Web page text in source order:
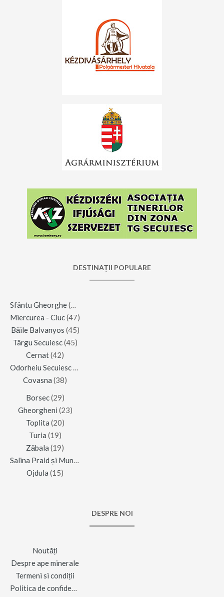
DESTINAȚII POPULARE
Sfântu Gheorghe(123)
Miercurea - Ciuc(47)
Băile Balvanyos (45)
Târgu Secuiesc(45)
Cernat(42)
Odorheiu Secuiesc
Covasna (38)
Borsec(29)
Gheorgheni (23)
Toplita (20)
Turia (19)
Zăbala (19)
Salina Praid și Muntele de Sare
Ojdula (15)
DESPRE NOI
Noutăți
Despre ape minerale
Termeni si condiții
Politica de confidențialitate